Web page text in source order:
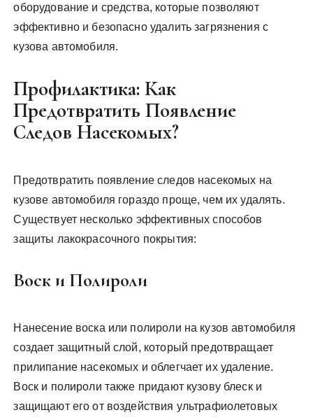
оборудование и средства, которые позволяют
эффективно и безопасно удалить загрязнения с
кузова автомобиля.
Профилактика: Как
Предотвратить Появление
Следов Насекомых?
Предотвратить появление следов насекомых на
кузове автомобиля гораздо проще, чем их удалять.
Существует несколько эффективных способов
защиты лакокрасочного покрытия:
Воск и Полироли
Нанесение воска или полироли на кузов автомобиля
создает защитный слой, который предотвращает
прилипание насекомых и облегчает их удаление.
Воск и полироли также придают кузову блеск и
защищают его от воздействия ультрафиолетовых